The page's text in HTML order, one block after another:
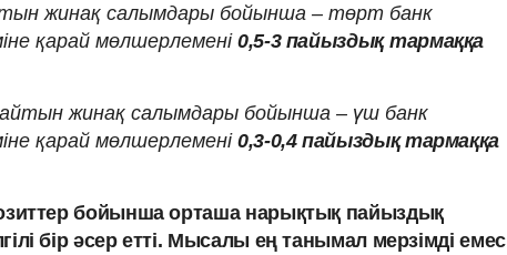
жинақ салымдары бойынша – төрт банк
қарай мөлшерлемені 0,5-3 пайыздық тармаққа
жинақ салымдары бойынша – үш банк
қарай мөлшерлемені 0,3-0,4 пайыздық тармаққа
бойынша орташа нарықтық пайыздық
бір әсер етті. Мысалы ең танымал мерзімді емес